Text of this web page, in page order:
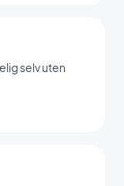
selv uten